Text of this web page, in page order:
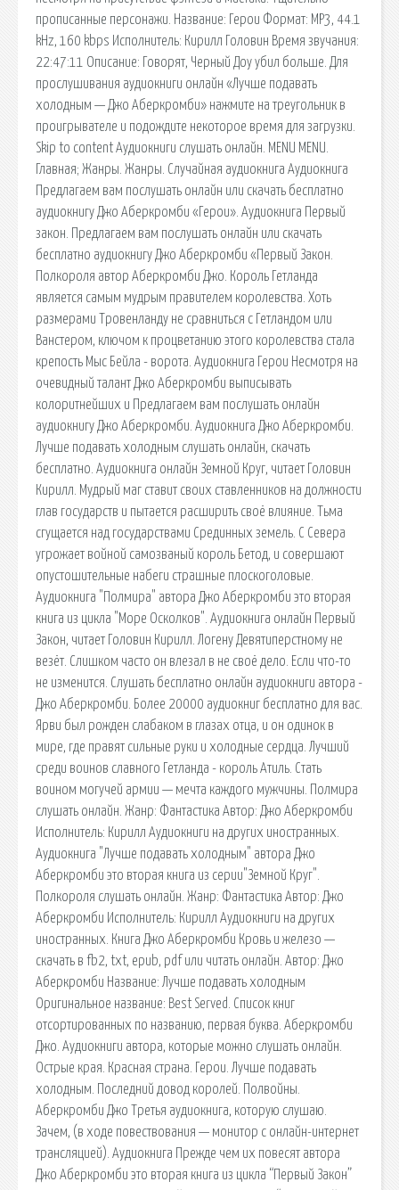
прописанные персонажи. Название: Герои Формат: MP3, 44.1
kHz, 160 kbps Исполнитель: Кирилл Головин Время звучания:
22:47:11 Описание: Говорят, Черный Доу убил больше. Для
прослушивания аудиокниги онлайн «Лучше подавать
холодным — Джо Аберкромби» нажмите на треугольник в
проигрывателе и подождите некоторое время для загрузки.
Skip to content Аудиокниги слушать онлайн. MENU MENU.
Главная; Жанры. Жанры. Случайная аудиокнига Аудиокнига
Предлагаем вам послушать онлайн или скачать бесплатно
аудиокнигу Джо Аберкромби «Герои». Аудиокнига Первый
закон. Предлагаем вам послушать онлайн или скачать
бесплатно аудиокнигу Джо Аберкромби «Первый Закон.
Полкороля автор Аберкромби Джо. Король Гетланда
является самым мудрым правителем королевства. Хоть
размерами Тровенланду не сравниться с Гетландом или
Ванстером, ключом к процветанию этого королевства стала
крепость Мыс Бейла - ворота. Аудиокнига Герои Несмотря на
очевидный талант Джо Аберкромби выписывать
колоритнейших и Предлагаем вам послушать онлайн
аудиокнигу Джо Аберкромби. Аудиокнига Джо Аберкромби.
Лучше подавать холодным слушать онлайн, скачать
бесплатно. Аудиокнига онлайн Земной Круг, читает Головин
Кирилл. Мудрый маг ставит своих ставленников на должности
глав государств и пытается расширить своё влияние. Тьма
сгущается над государствами Срединных земель. С Севера
угрожает войной самозваный король Бетод, и совершают
опустошительные набеги страшные плоскоголовые.
Аудиокнига "Полмира" автора Джо Аберкромби это вторая
книга из цикла "Море Осколков". Аудиокнига онлайн Первый
Закон, читает Головин Кирилл. Логену Девятиперстному не
везёт. Слишком часто он влезал в не своё дело. Если что-то
не изменится. Слушать бесплатно онлайн аудиокниги автора -
Джо Аберкромби. Более 20000 аудиокниг бесплатно для вас.
Ярви был рожден слабаком в глазах отца, и он одинок в
мире, где правят сильные руки и холодные сердца. Лучший
среди воинов славного Гетланда - король Атиль. Стать
воином могучей армии — мечта каждого мужчины. Полмира
слушать онлайн. Жанр: Фантастика Автор: Джо Аберкромби
Исполнитель: Кирилл Аудиокниги на других иностранных.
Аудиокнига "Лучше подавать холодным" автора Джо
Аберкромби это вторая книга из серии"Земной Круг".
Полкороля слушать онлайн. Жанр: Фантастика Автор: Джо
Аберкромби Исполнитель: Кирилл Аудиокниги на других
иностранных. Книга Джо Аберкромби Кровь и железо —
скачать в fb2, txt, epub, pdf или читать онлайн. Автор: Джо
Аберкромби Название: Лучше подавать холодным
Оригинальное название: Best Served. Список книг
отсортированных по названию, первая буква. Аберкромби
Джо. Аудиокниги автора, которые можно слушать онлайн.
Острые края. Красная страна. Герои. Лучше подавать
холодным. Последний довод королей. Полвойны.
Аберкромби Джо Третья аудиокнига, которую слушаю.
Зачем, (в ходе повествования — монитор с онлайн-интернет
трансляцией). Аудиокнига Прежде чем их повесят автора
Джо Аберкромби это вторая книга из цикла “Первый Закон”